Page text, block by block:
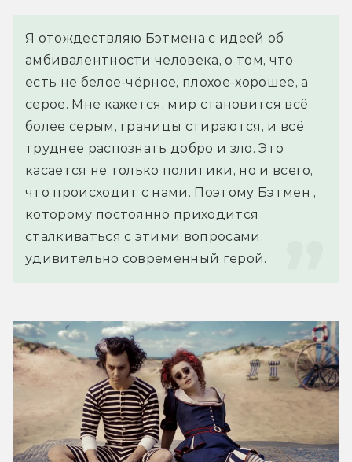
Я отождествляю Бэтмена с идеей об
амбивалентности человека, о том, что
есть не белое-чёрное, плохое-хорошее, а
серое. Мне кажется, мир становится всё
более серым, границы стираются, и всё
труднее распознать добро и зло. Это
касается не только политики, но и всего,
что происходит с нами. Поэтому Бэтмен ,
которому постоянно приходится
сталкиваться с этими вопросами,
удивительно современный герой.